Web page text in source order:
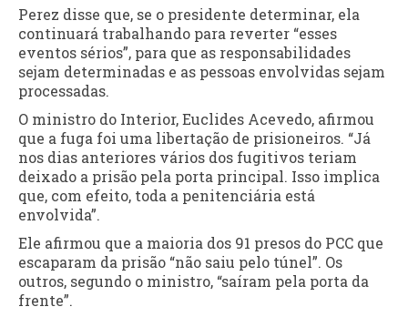
Perez disse que, se o presidente determinar, ela
continuará trabalhando para reverter “esses
eventos sérios”, para que as responsabilidades
sejam determinadas e as pessoas envolvidas sejam
processadas.
O ministro do Interior, Euclides Acevedo, afirmou
que a fuga foi uma libertação de prisioneiros. “Já
nos dias anteriores vários dos fugitivos teriam
deixado a prisão pela porta principal. Isso implica
que, com efeito, toda a penitenciária está
envolvida”.
Ele afirmou que a maioria dos 91 presos do PCC que
escaparam da prisão “não saiu pelo túnel”. Os
outros, segundo o ministro, “saíram pela porta da
frente”.